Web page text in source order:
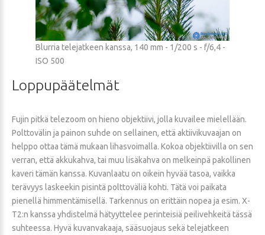
Blurria telejatkeen kanssa, 140 mm - 1/200 s - f/6,4 -
ISO 500
Loppupäätelmät
Fujin pitkä telezoom on hieno objektiivi, jolla kuvailee mielellään.
Polttovälin ja painon suhde on sellainen, että aktiivikuvaajan on
helppo ottaa tämä mukaan lihasvoimalla. Kokoa objektiivilla on sen
verran, että akkukahva, tai muu lisäkahva on melkeinpä pakollinen
kaveri tämän kanssa. Kuvanlaatu on oikein hyvää tasoa, vaikka
terävyys laskeekin pisintä polttoväliä kohti. Tätä voi paikata
pienellä himmentämisellä. Tarkennus on erittäin nopea ja esim. X-
T2:n kanssa yhdistelmä hätyyttelee perinteisiä peilivehkeitä tässä
suhteessa. Hyvä kuvanvakaaja, sääsuojaus sekä telejatkeen